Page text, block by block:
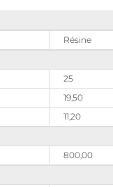
Résine
25
19,50
11,20
800,00